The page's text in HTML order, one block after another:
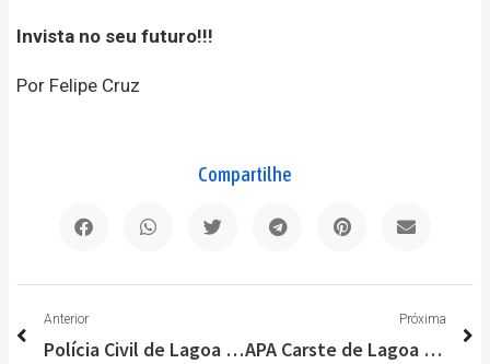
Invista no seu futuro!!!
Por Felipe Cruz
Compartilhe
Anterior
Polícia Civil de Lagoa Santa entrega doações da Campanha do Agasalho 2021
Próxima
APA Carste de Lagoa Santa – Confira a coluna da Bióloga Lorenna Cruz